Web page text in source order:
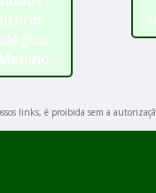
links, é proibida sem a